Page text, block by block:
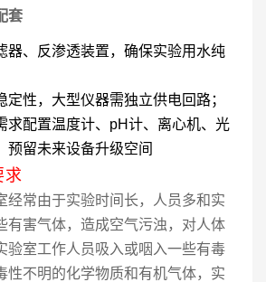
套
器、反渗透装置，确保实验用水纯
定性，大型仪器需独立供电回路；
求配置温度计、pH计、离心机、光
预留未来设备升级空间
求
经常由于实验时间长，人员多和实
有害气体，造成空气污浊，对人体
验室工作人员吸入或咽入一些有毒
性不明的化学物质和有机气体，实